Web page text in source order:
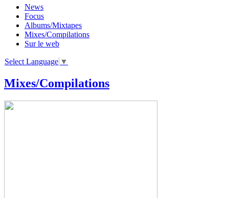
News
Focus
Albums/Mixtapes
Mixes/Compilations
Sur le web
Select Language ▼
Mixes/Compilations